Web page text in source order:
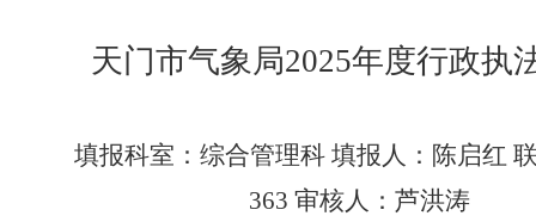
天门市气象局2025年度行政执
填报科室： 综合管理科 填报人： 陈启红
363 审核人：芦洪涛